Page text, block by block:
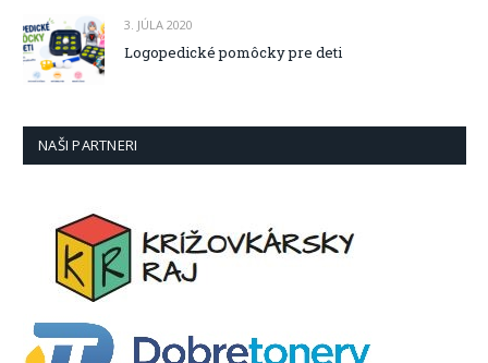
3. JÚLA 2020
Logopedické pomôcky pre deti
NAŠI PARTNERI